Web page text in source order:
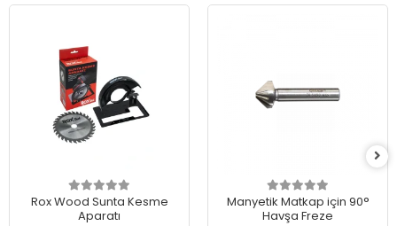
Rox Wood Sunta Kesme
Aparatı
Manyetik Matkap için 90°
Havşa Freze